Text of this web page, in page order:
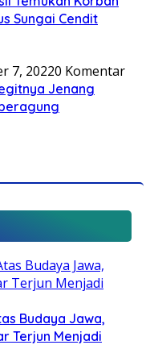
Sungai Cendit
7, 20220 Komentar
Jenang
Budaya Jawa,
Terjun Menjadi